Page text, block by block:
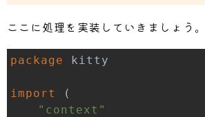
ここに処理を実装していきましょう。
package
import
(
"context"